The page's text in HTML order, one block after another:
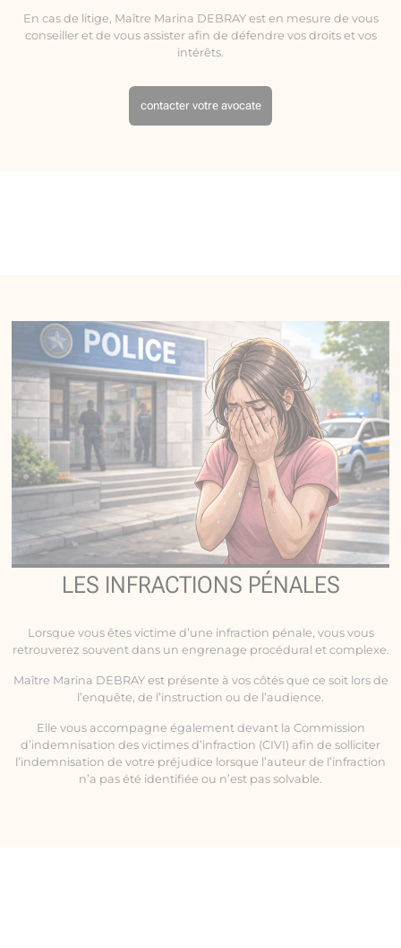
En cas de litige, Maître Marina DEBRAY est en mesure de vous
conseiller et de vous assister afin de défendre vos droits et vos
intérêts.
contacter votre avocate
LES INFRACTIONS PÉNALES
Lorsque vous êtes victime d’une infraction pénale, vous vous
retrouverez souvent dans un engrenage procédural et complexe.
Maître Marina DEBRAY est présente à vos côtés que ce soit lors de
l’enquête, de l’instruction ou de l’audience.
Elle vous accompagne également devant la Commission
d’indemnisation des victimes d’infraction (CIVI) afin de solliciter
l’indemnisation de votre préjudice lorsque l’auteur de l’infraction
n’a pas été identifiée ou n’est pas solvable.